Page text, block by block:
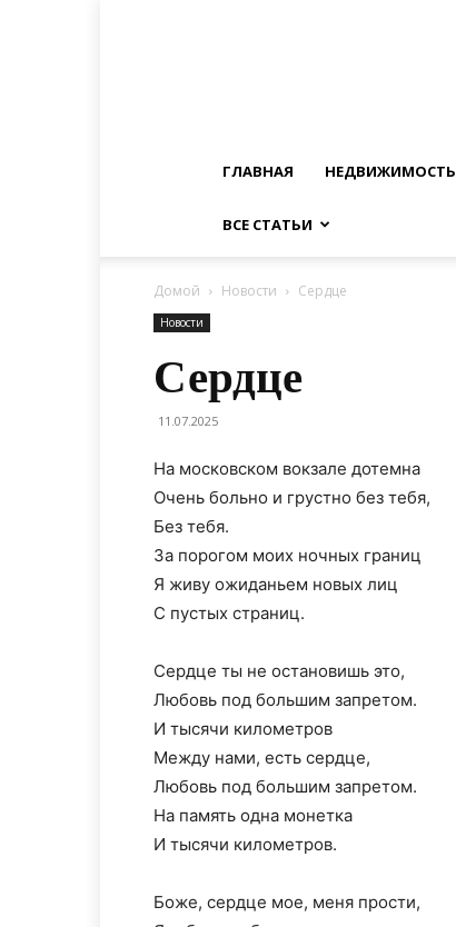
ГЛАВНАЯ НЕДВИЖИМОСТЬ
ВСЕ СТАТЬИ
Домой Новости Сердце
Новости
Сердце
11.07.2025
На московском вокзале дотемна
Очень больно и грустно без тебя,
Без тебя.
За порогом моих ночных границ
Я живу ожиданьем новых лиц
С пустых страниц.
Сердце ты не остановишь это,
Любовь под большим запретом.
И тысячи километров
Между нами, есть сердце,
Любовь под большим запретом.
На память одна монетка
И тысячи километров.
Боже, сердце мое, меня прости,